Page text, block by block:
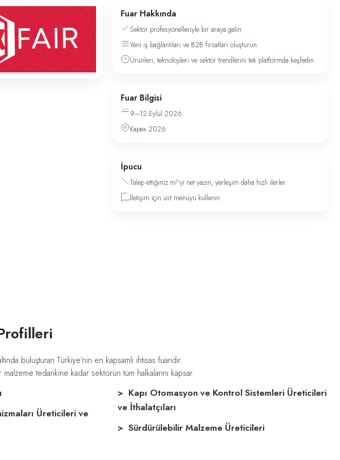
Fuar Hakkında
Sektör profesyonelleriyle bir araya gelin.
Yeni iş bağlantıları ve B2B fırsatları oluşturun.
Ürünleri, teknolojileri ve sektör trendlerini tek platformda keşfedin.
Fuar Bilgisi
9–12 Eylül 2026
Kapex 2026
İpucu
Talep ettiğiniz m²’yi net yazın; yerleşim daha hızlı ilerler.
İletişim için üst menüyü kullanın.
buluşturan Türkiye’nin en kapsamlı ihtisas fuarıdır.
tedarikine kadar sektörün tüm halkalarını kapsar.
Üreticileri ve
> Kapı Otomasyon ve Kontrol Sistemleri Üreticileri
ve İthalatçıları
> Sürdürülebilir Malzeme Üreticileri